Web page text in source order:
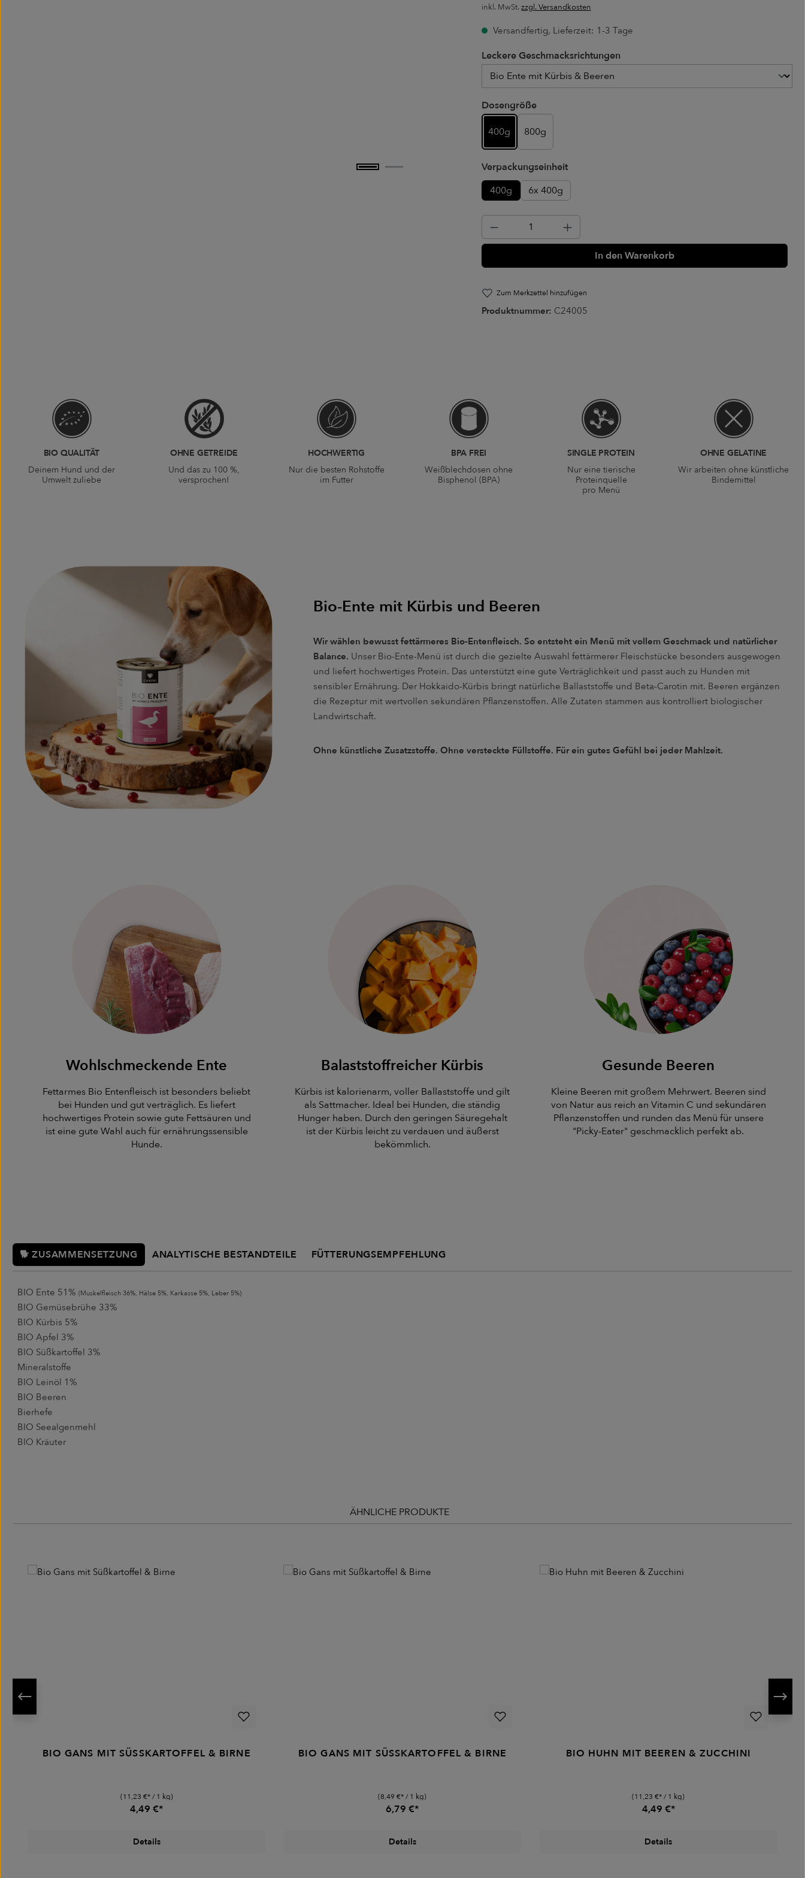
inkl. MwSt. zzgl. Versandkosten
Versandfertig, Lieferzeit: 1-3 Tage
Leckere Geschmacksrichtungen
Leckere Geschmacksrichtungen
Dosengröße
400g
800g
Verpackungseinheitauswählen
400g
6x 400g
Produkt Anzahl: Gib den gewünschten Wert
In den Warenkorb
Zum Merkzettel hinzufügen
Produktnummer: C24005
BIO QUALITÄT
Deinem Hund und der
Umwelt zuliebe
OHNE GETREIDE
Und das zu 100 %,
versprochen!
HOCHWERTIG
Nur die besten Rohstoffe
im Futter
BPA FREI
Weißblechdosen ohne
Bisphenol (BPA)
SINGLE PROTEIN
Nur eine tierische
Proteinquelle
pro Menü
OHNE GELATINE
Wir arbeiten ohne künstliche
Bindemittel
Bio-Ente mit Kürbis und Beeren
Wir wählen bewusst fettärmeres Bio-Entenfleisch. So entsteht ein Menü mit vollem Geschmack und natürlicher
Balance. Unser Bio-Ente-Menü ist durch die gezielte Auswahl fettärmerer Fleischstücke besonders ausgewogen
und liefert hochwertiges Protein. Das unterstützt eine gute Verträglichkeit und passt auch zu Hunden mit
sensibler Ernährung. Der Hokkaido-Kürbis bringt natürliche Ballaststoffe und Beta-Carotin mit. Beeren ergänzen
die Rezeptur mit wertvollen sekundären Pflanzenstoffen. Alle Zutaten stammen aus kontrolliert biologischer
Landwirtschaft.
Ohne künstliche Zusatzstoffe. Ohne versteckte Füllstoffe. Für ein gutes Gefühl bei jeder Mahlzeit.
Wohlschmeckende Ente
Fettarmes Bio Entenfleisch ist besonders beliebt
bei Hunden und gut verträglich. Es liefert
hochwertiges Protein sowie gute Fettsäuren und
ist eine gute Wahl auch für ernährungssensible
Hunde.
Balaststoffreicher Kürbis
Kürbis ist kalorienarm, voller Ballaststoffe und gilt
als Sattmacher. Ideal bei Hunden, die ständig
Hunger haben. Durch den geringen Säuregehalt
ist der Kürbis leicht zu verdauen und äußerst
bekömmlich.
Gesunde Beeren
Kleine Beeren mit großem Mehrwert. Beeren sind
von Natur aus reich an Vitamin C und sekundären
Pflanzenstoffen und runden das Menü für unsere
"Picky-Eater" geschmacklich perfekt ab.
🐕 ZUSAMMENSETZUNG ANALYTISCHE BESTANDTEILE FÜTTERUNGSEMPFEHLUNG
BIO Ente 51% (Muskelfleisch 36%, Hälse 5%, Karkasse 5%, Leber 5%)
BIO Gemüsebrühe 33%
BIO Kürbis 5%
BIO Apfel 3%
BIO Süßkartoffel 3%
Mineralstoffe
BIO Leinöl 1%
BIO Beeren
Bierhefe
BIO Seealgenmehl
BIO Kräuter
ÄHNLICHE PRODUKTE
BIO GANS MIT SÜSSKARTOFFEL & BIRNE
(11,23 €* / 1 kg)
4,49 €*
Details
BIO GANS MIT SÜSSKARTOFFEL & BIRNE
(8,49 €* / 1 kg)
6,79 €*
Details
BIO HUHN MIT BEEREN & ZUCCHINI
(11,23 €* / 1 kg)
4,49 €*
Details